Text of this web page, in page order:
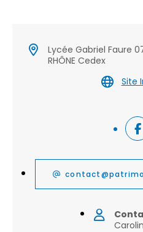
Lycée Gabriel Faure
RHÔNE Cedex
Site